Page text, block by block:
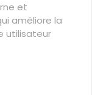
et
améliore la
utilisateur